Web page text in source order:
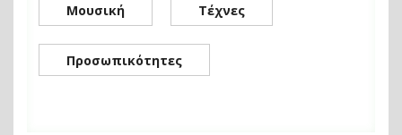
Μουσική Τέχνες
Προσωπικότητες